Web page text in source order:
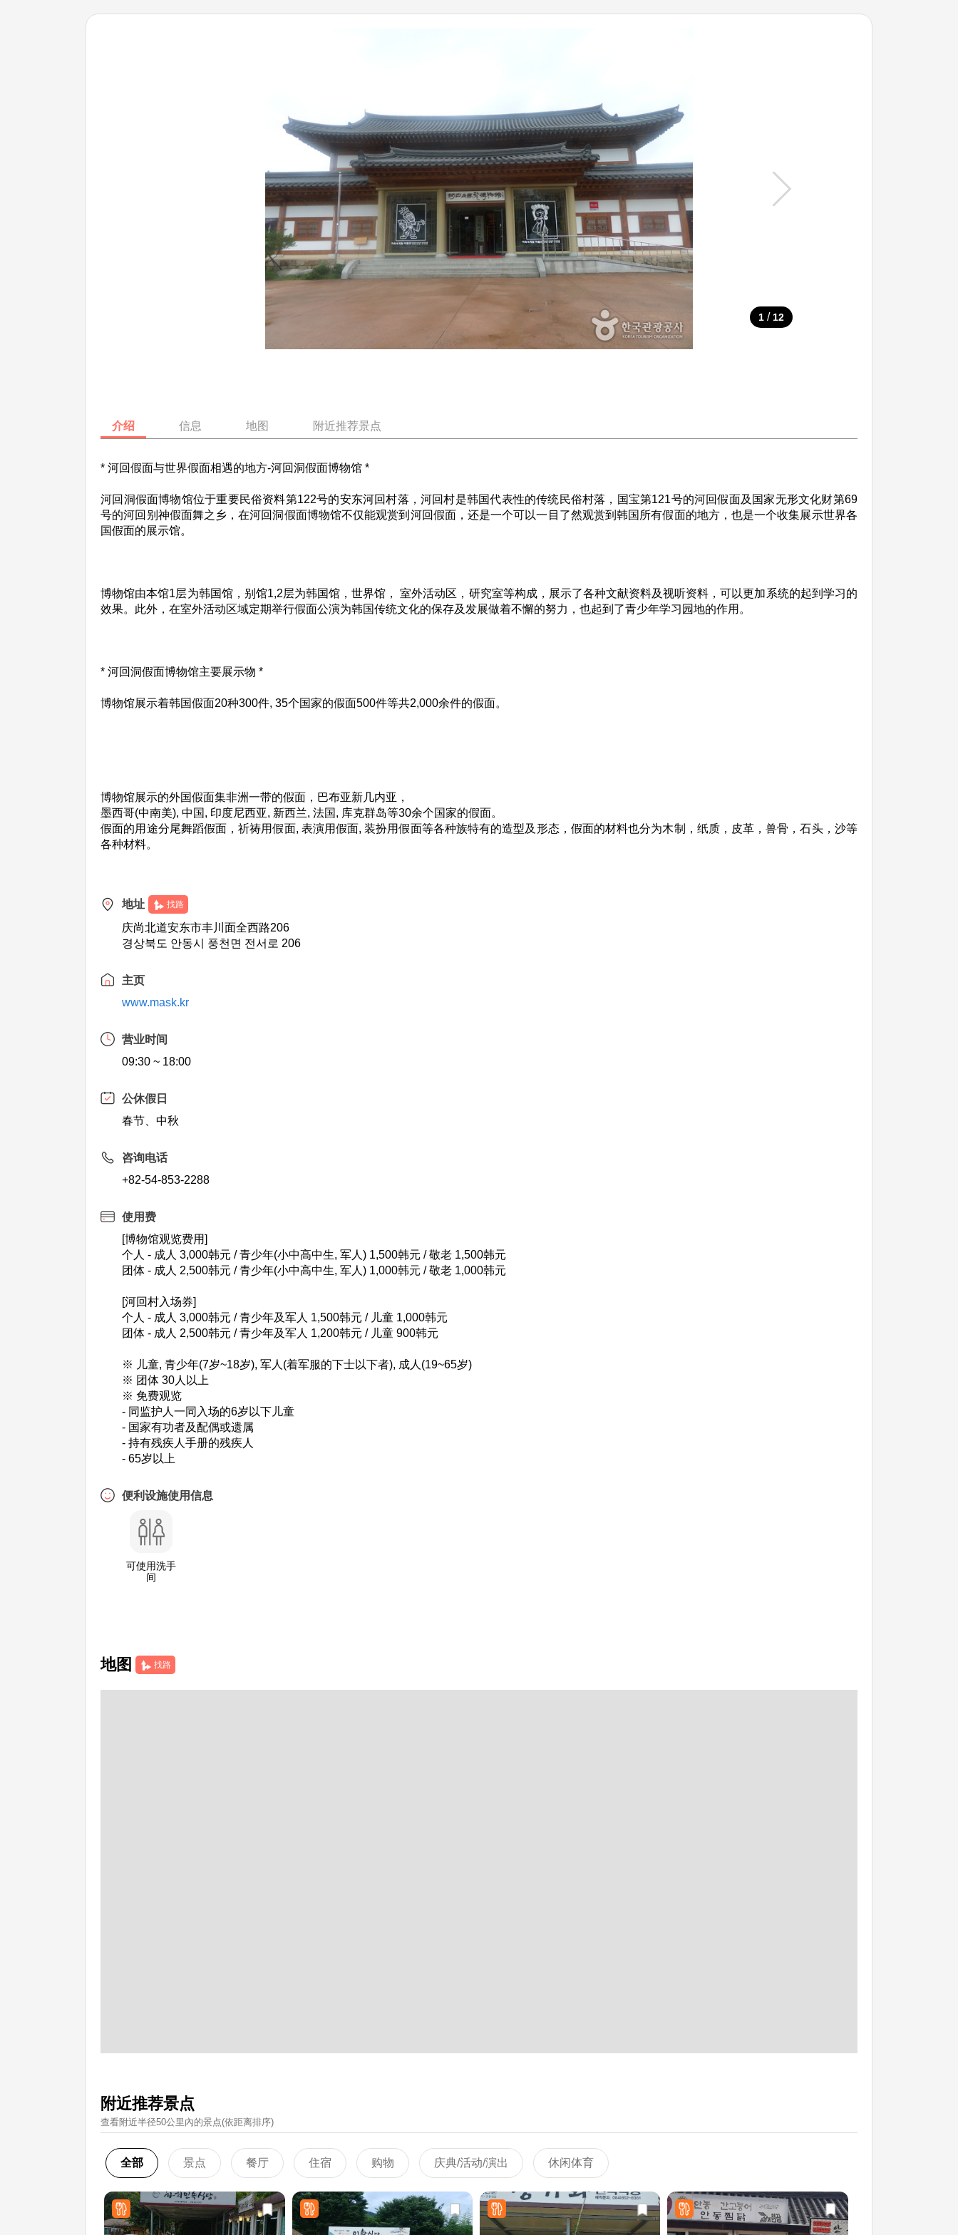
1 / 12
介绍 信息 地图 附近推荐景点
* 河回假面与世界假面相遇的地方-河回洞假面博物馆 *
河回洞假面博物馆位于重要民俗资料第122号的安东河回村落，河回村是韩国代表性的传统民俗村落，国宝第121号的河回假面及国家无形文化财第69
号的河回别神假面舞之乡，在河回洞假面博物馆不仅能观赏到河回假面，还是一个可以一目了然观赏到韩国所有假面的地方，也是一个收集展示世界各
国假面的展示馆。
博物馆由本馆1层为韩国馆，别馆1,2层为韩国馆，世界馆， 室外活动区，研究室等构成，展示了各种文献资料及视听资料，可以更加系统的起到学习的
效果。此外，在室外活动区域定期举行假面公演为韩国传统文化的保存及发展做着不懈的努力，也起到了青少年学习园地的作用。
* 河回洞假面博物馆主要展示物 *
博物馆展示着韩国假面20种300件, 35个国家的假面500件等共2,000余件的假面。
博物馆展示的外国假面集非洲一带的假面，巴布亚新几内亚，
墨西哥(中南美), 中国, 印度尼西亚, 新西兰, 法国, 库克群岛等30余个国家的假面。
假面的用途分尾舞蹈假面，祈祷用假面, 表演用假面, 装扮用假面等各种族特有的造型及形态，假面的材料也分为木制，纸质，皮革，兽骨，石头，沙等
各种材料。
地址 找路
庆尚北道安东市丰川面全西路206
경상북도 안동시 풍천면 전서로 206
主页
www.mask.kr
营业时间
09:30 ~ 18:00
公休假日
春节、中秋
咨询电话
+82-54-853-2288
使用费
[博物馆观览费用]
个人 - 成人 3,000韩元 / 青少年(小中高中生, 军人) 1,500韩元 / 敬老 1,500韩元
团体 - 成人 2,500韩元 / 青少年(小中高中生, 军人) 1,000韩元 / 敬老 1,000韩元
[河回村入场券]
个人 - 成人 3,000韩元 / 青少年及军人 1,500韩元 / 儿童 1,000韩元
团体 - 成人 2,500韩元 / 青少年及军人 1,200韩元 / 儿童 900韩元
※ 儿童, 青少年(7岁~18岁), 军人(着军服的下士以下者), 成人(19~65岁)
※ 团体 30人以上
※ 免费观览
- 同监护人一同入场的6岁以下儿童
- 国家有功者及配偶或遗属
- 持有残疾人手册的残疾人
- 65岁以上
便利设施使用信息
可使用洗手
间
地图 找路
附近推荐景点
查看附近半径50公里內的景点(依距离排序)
全部 景点 餐厅 住宿 购物 庆典/活动/演出 休闲体育